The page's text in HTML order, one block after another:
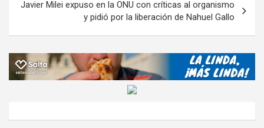
Javier Milei expuso en la ONU con críticas al organismo
y pidió por la liberación de Nahuel Gallo